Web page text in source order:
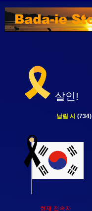
살인!
날림 시 (734)
현재 접속자